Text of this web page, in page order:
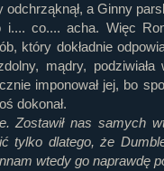
odchrząknął, a Ginny
i.... co.... acha. Więc
który dokładnie
mądry,
imponował jej, bo
dokonał.
Zostawił nas samych
tylko dlatego, że
wtedy go naprawdę